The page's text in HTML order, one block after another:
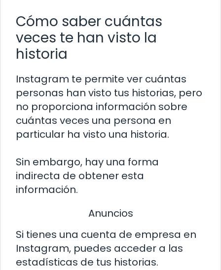
Cómo saber cuántas
veces te han visto la
historia
Instagram te permite ver cuántas
personas han visto tus historias, pero
no proporciona información sobre
cuántas veces una persona en
particular ha visto una historia.
Sin embargo, hay una forma
indirecta de obtener esta
información.
Anuncios
Si tienes una cuenta de empresa en
Instagram, puedes acceder a las
estadísticas de tus historias.